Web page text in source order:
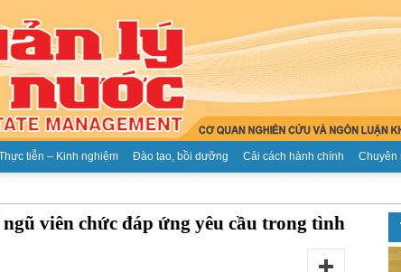
tiễn – Kinh nghiệm Đào tạo, bồi dưỡng Cải cách hành chính Chuyên
viên chức đáp ứng yêu cầu trong tình